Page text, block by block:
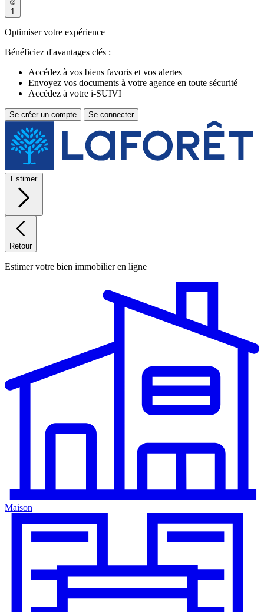
1
Optimiser votre expérience
Bénéficiez d'avantages clés :
Accédez à vos biens favoris et vos alertes
Envoyez vos documents à votre agence en toute sécurité
Accédez à votre i-SUIVI
Se créer un compte Se connecter
Estimer
Retour
Estimer votre bien immobilier en ligne
Maison